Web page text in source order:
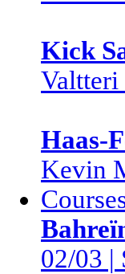
Kick
Valtteri
Haas-
Kevin
02/03 |